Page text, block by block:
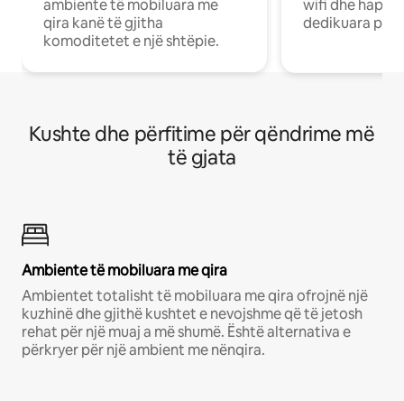
ambiente të mobiluara me
qira kanë të gjitha
komoditetet e një shtëpie.
wifi dhe
dedikuara
Kushte dhe përfitime për qëndrime më
të gjata
Ambiente të mobiluara me qira
Ambientet totalisht të mobiluara me qira ofrojnë një
kuzhinë dhe gjithë kushtet e nevojshme që të jetosh
rehat për një muaj a më shumë. Është alternativa e
përkryer për një ambient me nënqira.